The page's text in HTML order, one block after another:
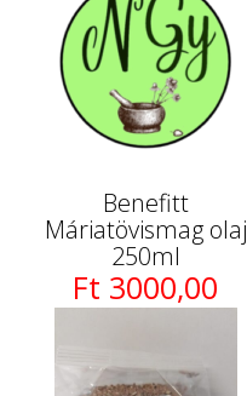
Benefitt
Máriatövismag olaj
250ml
Ft 3000,00